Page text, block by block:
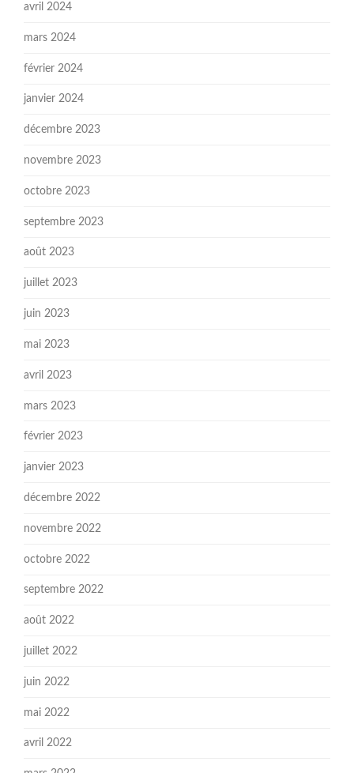
avril 2024
mars 2024
février 2024
janvier 2024
décembre 2023
novembre 2023
octobre 2023
septembre 2023
août 2023
juillet 2023
juin 2023
mai 2023
avril 2023
mars 2023
février 2023
janvier 2023
décembre 2022
novembre 2022
octobre 2022
septembre 2022
août 2022
juillet 2022
juin 2022
mai 2022
avril 2022